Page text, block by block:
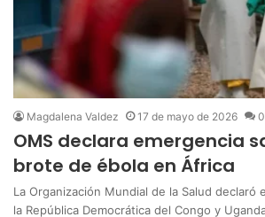
Magdalena Valdez 17 de mayo de 2026 0
OMS declara emergencia
brote de ébola en África
La Organización Mundial de la Salud declaró
la República Democrática del Congo y